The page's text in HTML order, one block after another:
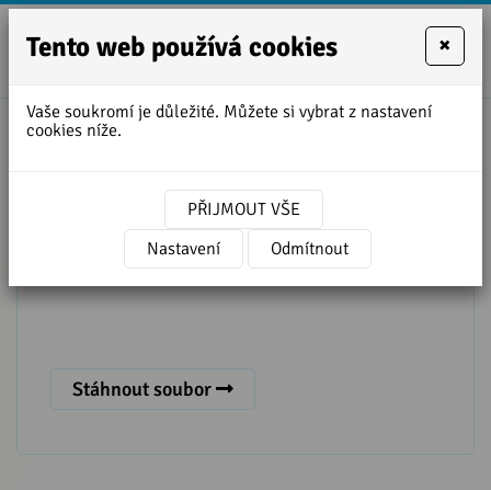
950
Stáhnout soubor
Tento web používá cookies ×
Vaše soukromí je důležité. Můžete si vybrat z nastavení
cookies níže.
PŘIJMOUT VŠE
Nastavení
Odmítnout